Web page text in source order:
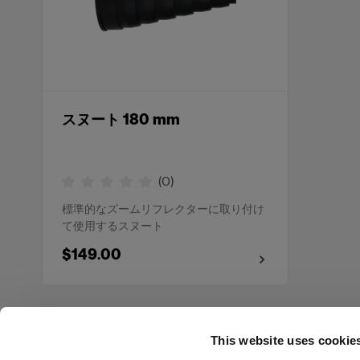
This website uses
スヌート 180 mm
(0)
標準的なズームリフレクターに取り付け
て使用するスヌート
$149.00